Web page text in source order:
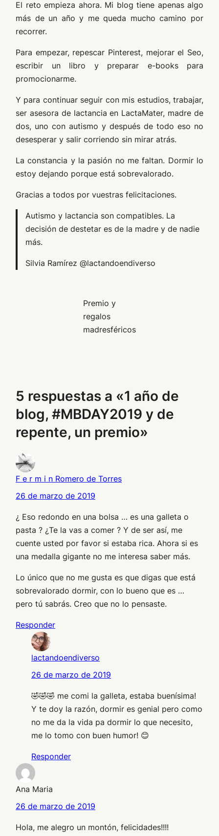
El reto empieza ahora. Mi blog tiene apenas algo
más de un año y me queda mucho camino por
recorrer.
Para empezar, repescar Pinterest, mejorar el Seo,
escribir un libro y preparar e-books para
promocionarme.
Y para continuar seguir con mis estudios, trabajar,
ser asesora de lactancia en LactaMater, madre de
dos, uno con autismo y después de todo eso no
desesperar y salir corriendo sin mirar atrás.
La constancia y la pasión no me faltan. Dormir lo
estoy dejando porque está sobrevalorado.
Gracias a todos por vuestras felicitaciones.
Autismo y lactancia son compatibles. La
decisión de destetar es de la madre y de nadie
más.
Silvia Ramírez @lactandoendiverso
Premio y
regalos
madresféricos
5 respuestas a «1 año de
blog, #MBDAY2019 y de
repente, un premio»
F e r m i n Romero de Torres
26 de marzo de 2019
¿ Eso redondo en una bolsa … es una galleta o
pasta ? ¿Te la vas a comer ? Y de ser así, me
cuente usted por favor si estaba rica. Ahora si es
una medalla gigante no me interesa saber más.
Lo único que no me gusta es que digas que está
sobrevalorado dormir, con lo bueno que es …
pero tú sabrás. Creo que no lo pensaste.
Responder
lactandoendiverso
26 de marzo de 2019
🤣🤣🤣 me comi la galleta, estaba buenísima!
Y te doy la razón, dormir es genial pero como
no me da la vida pa dormir lo que necesito,
me lo tomo con buen humor! 😊
Responder
Ana Maria
26 de marzo de 2019
Hola, me alegro un montón, felicidades!!!!